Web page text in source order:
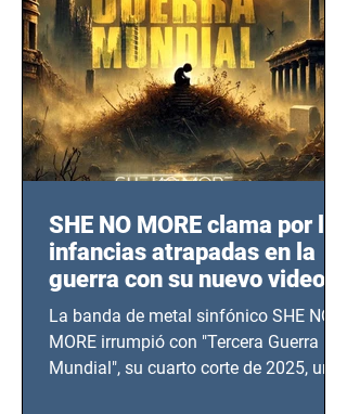
SHE NO MORE clama por las
infancias atrapadas en la
guerra con su nuevo video
TERCERA GUERRA
MUNDIAL
La banda de metal sinfónico SHE NO
MORE irrumpió con "Tercera Guerra
Mundial", su cuarto corte de 2025, un